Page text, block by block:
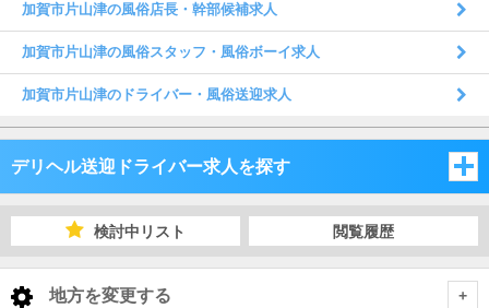
加賀市片山津の風俗店長・幹部候補求人
加賀市片山津の風俗スタッフ・風俗ボーイ求人
加賀市片山津のドライバー・風俗送迎求人
デリヘル送迎ドライバー求人を探す
石川県
検討中リスト 閲覧履歴
地方を変更する